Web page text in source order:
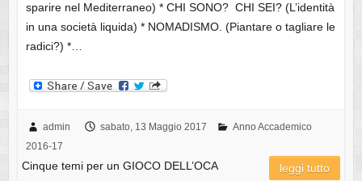
sparire nel Mediterraneo) * CHI SONO? CHI SEI? (L’identità
in una società liquida) * NOMADISMO. (Piantare o tagliare le
radici?) *…
admin sabato, 13 Maggio 2017
Anno Accademico
2016-17
Cinque temi per un GIOCO DELL’OCA leggi tutto